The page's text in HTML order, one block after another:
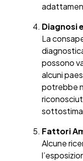
Diagnosi
La
possono
alcuni
potrebbe
sottostima
Fattori
Alcune